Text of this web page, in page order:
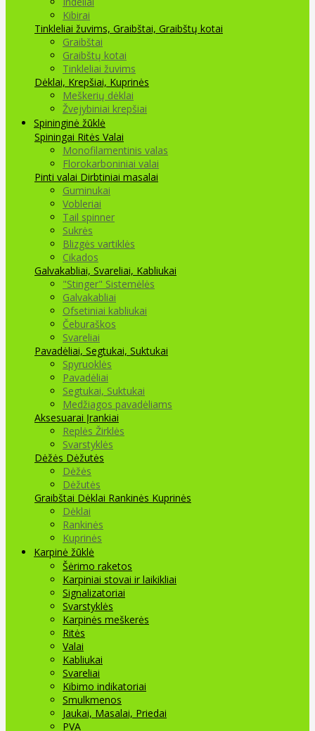
Kibirai
Tinkleliai žuvims, Graibštai, Graibštų kotai
Graibštai
Graibštų kotai
Tinkleliai žuvims
Dėklai, Krepšiai, Kuprinės
Meškerių dėklai
Žvejybiniai krepšiai
Spininginė žūklė
Spiningai Ritės Valai
Monofilamentinis valas
Florokarboniniai valai
Pinti valai Dirbtiniai masalai
Guminukai
Vobleriai
Tail spinner
Sukrės
Blizgės vartiklės
Cikados
Galvakabliai, Svareliai, Kabliukai
"Stinger" Sistemėlės
Galvakabliai
Ofsetiniai kabliukai
Čeburaškos
Svareliai
Pavadėliai, Segtukai, Suktukai
Spyruoklės
Pavadėliai
Segtukai, Suktukai
Medžiagos pavadėliams
Aksesuarai Įrankiai
Replės Žirklės
Svarstyklės
Dėžės Dėžutės
Dėžės
Dėžutės
Graibštai Dėklai Rankinės Kuprinės
Dėklai
Rankinės
Kuprinės
Karpinė žūklė
Šėrimo raketos
Karpiniai stovai ir laikikliai
Signalizatoriai
Svarstyklės
Karpinės meškerės
Ritės
Valai
Kabliukai
Svareliai
Kibimo indikatoriai
Smulkmenos
Jaukai, Masalai, Priedai
PVA